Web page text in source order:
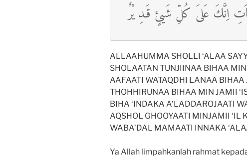
اِنَّكَ عَلىَ كُلِّ شَيئٍ قَـدِ يْرٌ
ALLAAHUMMA SHOLLI ‘ALAA
SHOLAATAN TUNJIINAA BIHAA
AAFAATI WATAQDHI LANAA BIHAA
THOHHIRUNAA BIHAA MIN JAMII
BIHA ‘INDAKA A’LADDAROJAATI
AQSHOL GHOOYAATI MINJAMII ‘IL
WABA’DAL MAMAATI INNAKA
Ya Allah limpahkanlah rahmat